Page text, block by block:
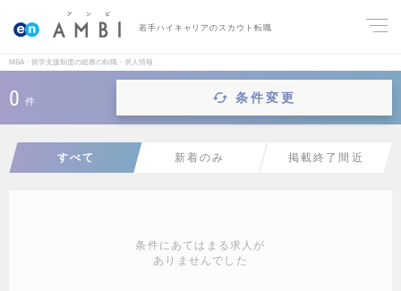
若手ハイキャリアのスカウト転職
MBA・留学支援制度の総務の転職・求人情報
0 件 条件変更
すべて 新着のみ 掲載終了間近
条件にあてはまる求人が
ありませんでした